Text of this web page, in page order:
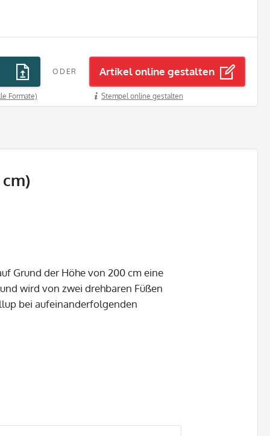
Formate)
ODER Artikel online gestalten
Stempel online gestalten
Grund der Höhe von 200 cm eine
wird von zwei drehbaren Füßen
bei aufeinanderfolgenden